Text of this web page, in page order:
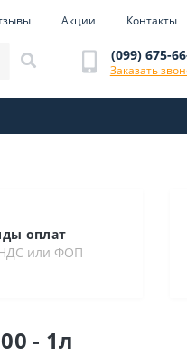
Акции Контакты
(099) 675-
Заказать
оплат
или ФОП
- 1л